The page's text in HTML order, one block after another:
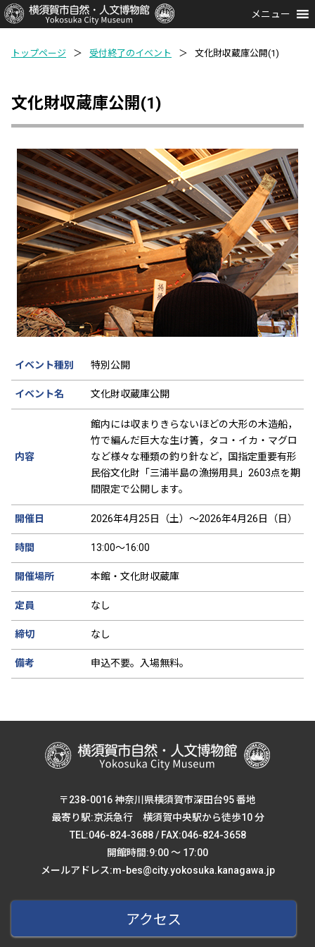
メニュー
トップページ ＞ 受付終了のイベント ＞ 文化財収蔵庫公開(1)
文化財収蔵庫公開(1)
イベント種別 特別公開
イベント名 文化財収蔵庫公開
内容
館内には収まりきらないほどの大形の木造船，
竹で編んだ巨大な生け簀，タコ・イカ・マグロ
など様々な種類の釣り針など，国指定重要有形
民俗文化財「三浦半島の漁撈用具」2603点を期
間限定で公開します。
開催日 2026年4月25日（土）～2026年4月26日（日）
時間 13:00～16:00
開催場所 本館・文化財収蔵庫
定員 なし
締切 なし
備考 申込不要。入場無料。
〒238-0016 神奈川県横須賀市深田台95 番地
最寄り駅:京浜急行 横須賀中央駅から徒歩10 分
TEL:046-824-3688 / FAX:046-824-3658
開館時間:9:00 ～ 17:00
メールアドレス:m-bes@city.yokosuka.kanagawa.jp
アクセス